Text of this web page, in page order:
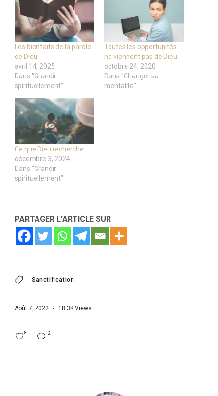
Les bienfaits de la parole
de Dieu
avril 14, 2025
Dans "Grandir
spirituellement"
Toutes les opportunités
ne viennent pas de Dieu.
octobre 24, 2020
Dans "Changer sa
mentalité"
Ce que Dieu recherche…
décembre 3, 2024
Dans "Grandir
spirituellement"
PARTAGER L'ARTICLE SUR
Sanctification
Août 7, 2022 18.3K Views
2
8